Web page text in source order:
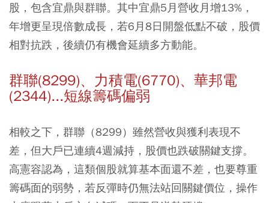
股，包含宜鼎與群聯。其中宜鼎5月營收月增13%，
年增更呈現倍數成長，若6月8日開盤低點不破，股價
相對抗跌，後續仍有機會延續多方動能。
群聯(8299)、力積電(6770)、華邦電
(2344)...短線籌碼偏弱
相較之下， 群聯（8299） 雖然營收與獲利表現不
差，但大戶已連續4週減持，股價也跌破關鍵支撐。
高憲容認為，這類個股就算基本面還不差，也要尊重
籌碼面的弱勢，若反彈時仍無法站回關鍵價位，操作